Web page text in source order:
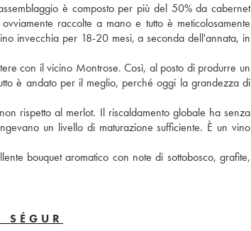
è composto per più del 50% da cabernet
raccolte a mano e tutto è meticolosamente
invecchia per 18-20 mesi, a seconda dell'annata, in
con il vicino Montrose. Così, al posto di produrre un
è andato per il meglio, perché oggi la grandezza di
rispetto al merlot. Il riscaldamento globale ha senza
un livello di maturazione sufficiente. È un vino
bouquet aromatico con note di sottobosco, grafite,